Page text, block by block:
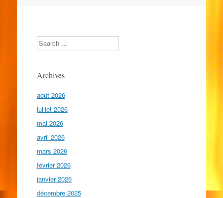
Search
Archives
août 2026
juillet 2026
mai 2026
avril 2026
mars 2026
février 2026
janvier 2026
décembre 2025